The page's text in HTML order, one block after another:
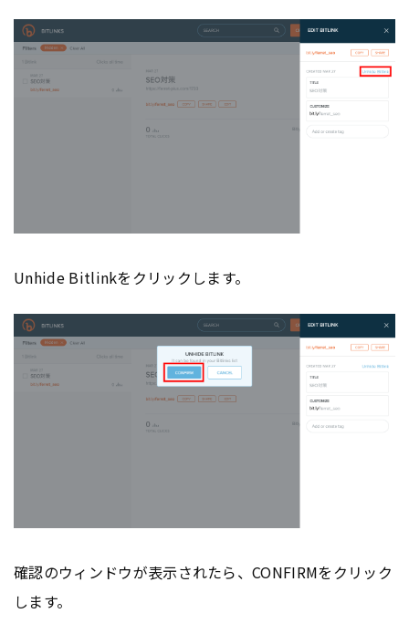
Unhide Bitlinkをクリックします。
確認のウィンドウが表示されたら、CONFIRMをクリック
します。